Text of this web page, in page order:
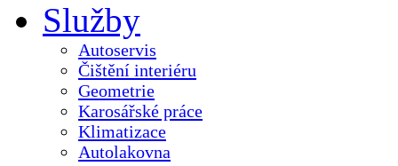
Služby
Autoservis
Čištění interiéru
Geometrie
Karosářské práce
Klimatizace
Autolakovna